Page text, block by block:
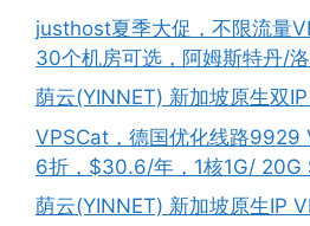
justhost夏季大促，不限流量
30个机房可选，阿姆斯特丹/
荫云(YINNET) 新加坡原生双
VPSCat，德国优化线路9929
6折，$30.6/年，1核1G/ 20G
荫云(YINNET) 新加坡原生IP